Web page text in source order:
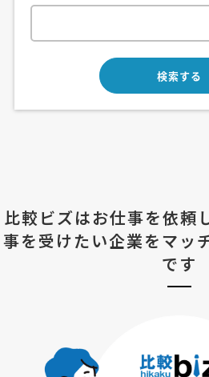
比較ビズはお仕事を依頼
事を受けたい企業をマッ
です